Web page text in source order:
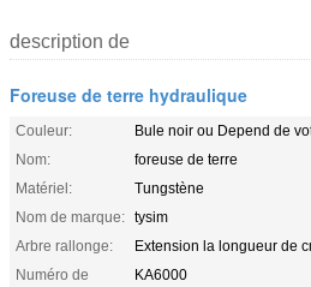
description de
Foreuse de terre hydraulique
Couleur:
Bule noir ou Depend de
Nom:
foreuse de terre
Matériel:
Tungstène
Nom de marque: tysim
Arbre rallonge:
Extension la longueur de
Numéro de
KA6000